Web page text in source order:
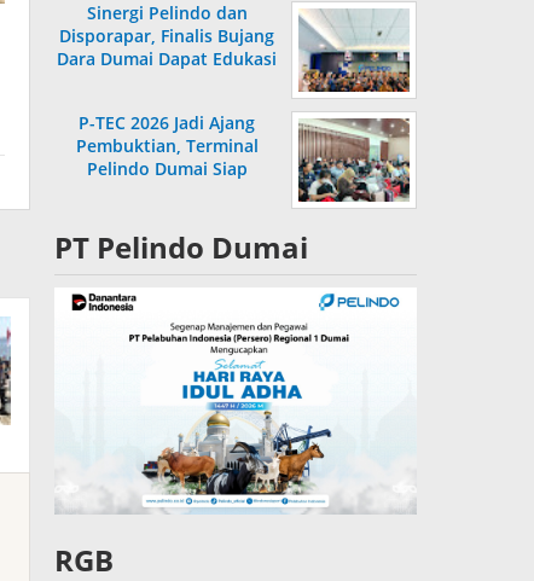
Sinergi Pelindo dan
Disporapar, Finalis Bujang
Dara Dumai Dapat Edukasi
P-TEC 2026 Jadi Ajang
Pembuktian, Terminal
Pelindo Dumai Siap
PT Pelindo Dumai
RGB